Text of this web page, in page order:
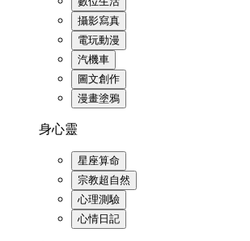
攝影寫真
電玩動漫
汽機車
圖文創作
漫畫塗鴉
身心靈
星座算命
宗教超自然
心理測驗
心情日記